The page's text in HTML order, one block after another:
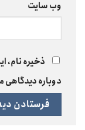
وب‌ سایت
ذخیره نام،
دوباره